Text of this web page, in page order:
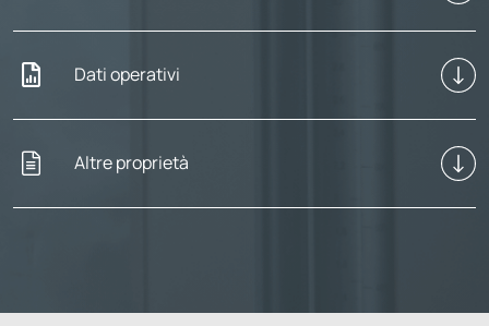
Dati operativi
Altre proprietà